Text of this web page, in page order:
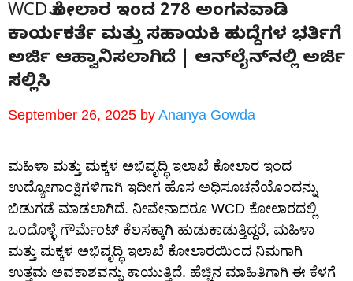
WCD ಕೋಲಾರ ಇಂದ 278 ಅಂಗನವಾಡಿ
ಕಾರ್ಯಕರ್ತೆ ಮತ್ತು ಸಹಾಯಕಿ ಹುದ್ದೆಗಳ ಭರ್ತಿಗೆ
ಅರ್ಜಿ ಆಹ್ವಾನಿಸಲಾಗಿದೆ | ಆನ್‌ಲೈನ್‌ನಲ್ಲಿ ಅರ್ಜಿ
ಸಲ್ಲಿಸಿ
September 26, 2025 by Ananya Gowda
ಮಹಿಳಾ ಮತ್ತು ಮಕ್ಕಳ ಅಭಿವೃದ್ಧಿ ಇಲಾಖೆ ಕೋಲಾರ ಇಂದ
ಉದ್ಯೋಗಾಂಕ್ಷಿಗಳಿಗಾಗಿ ಇದೀಗ ಹೊಸ ಅಧಿಸೂಚನೆಯೊಂದನ್ನು
ಬಿಡುಗಡೆ ಮಾಡಲಾಗಿದೆ. ನೀವೇನಾದರೂ WCD ಕೋಲಾರದಲ್ಲಿ
ಒಂದೊಳ್ಳೆ ಗೌರ್ಮೆಂಟ್ ಕೆಲಸಕ್ಕಾಗಿ ಹುಡುಕಾಡುತ್ತಿದ್ದರೆ, ಮಹಿಳಾ
ಮತ್ತು ಮಕ್ಕಳ ಅಭಿವೃದ್ಧಿ ಇಲಾಖೆ ಕೋಲಾರಯಿಂದ ನಿಮಗಾಗಿ
ಉತ್ತಮ ಅವಕಾಶವನ್ನು ಕಾಯುತ್ತಿದೆ. ಹೆಚ್ಚಿನ ಮಾಹಿತಿಗಾಗಿ ಈ ಕೆಳಗೆ